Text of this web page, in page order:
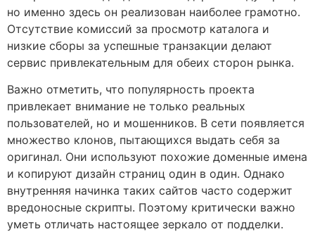
но именно здесь он реализован наиболее грамотно.
Отсутствие комиссий за просмотр каталога и
низкие сборы за успешные транзакции делают
сервис привлекательным для обеих сторон рынка.
Важно отметить, что популярность проекта
привлекает внимание не только реальных
пользователей, но и мошенников. В сети появляется
множество клонов, пытающихся выдать себя за
оригинал. Они используют похожие доменные имена
и копируют дизайн страниц один в один. Однако
внутренняя начинка таких сайтов часто содержит
вредоносные скрипты. Поэтому критически важно
уметь отличать настоящее зеркало от подделки.